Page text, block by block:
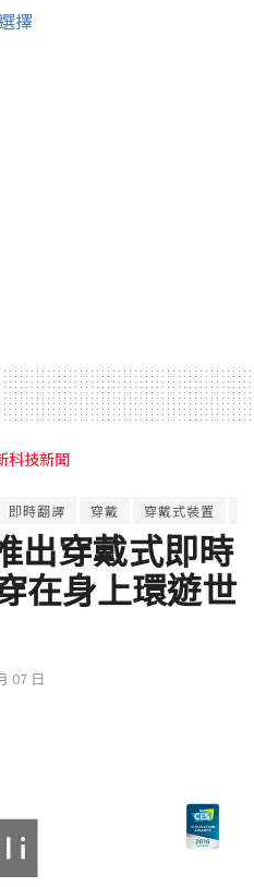
擇
科技新聞
即時翻譯 穿戴 穿戴式裝置
穿戴式即時
在身上環遊世
07 日